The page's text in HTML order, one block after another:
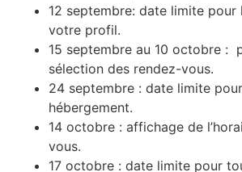
12 septembre: date limite pour
votre profil.
15 septembre au 10 octobre :
sélection des rendez-vous.
24 septembre : date limite
hébergement.
14 octobre : affichage de
vous.
17 octobre : date limite pour